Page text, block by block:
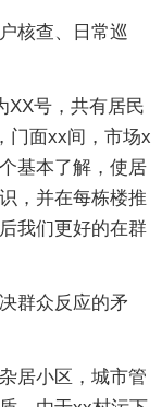
核查、日常巡
XX号，共有居民
门面xx间，市场x
基本了解，使居
，并在每栋楼推
我们更好的在群
群众反应的矛
居小区，城市管